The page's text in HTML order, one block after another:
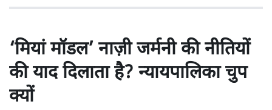
‘मियां मॉडल’ नाज़ी जर्मनी की नीतियों
की याद दिलाता है? न्यायपालिका चुप
क्यों